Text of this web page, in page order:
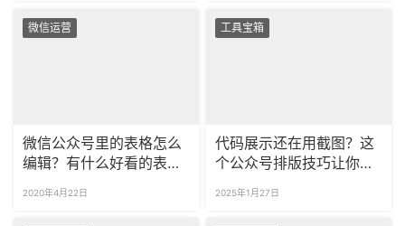
微信运营
微信公众号里的表格怎么
编辑？有什么好看的表格
2020年4月22日
工具宝箱
代码展示还在用截图？这
个公众号排版技巧让你的
2025年1月27日